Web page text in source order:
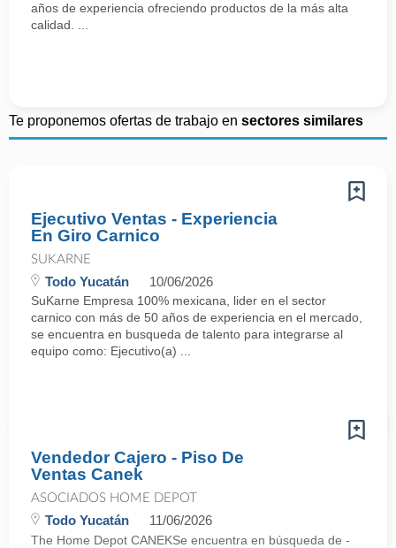
años de experiencia ofreciendo productos de la más alta
calidad. ...
Te proponemos ofertas de trabajo en sectores similares
Ejecutivo Ventas - Experiencia
En Giro Carnico
SUKARNE
Todo Yucatán 10/06/2026
SuKarne Empresa 100% mexicana, lider en el sector
carnico con más de 50 años de experiencia en el mercado,
se encuentra en busqueda de talento para integrarse al
equipo como: Ejecutivo(a) ...
Vendedor Cajero - Piso De
Ventas Canek
ASOCIADOS HOME DEPOT
Todo Yucatán 11/06/2026
The Home Depot CANEKSe encuentra en búsqueda de -